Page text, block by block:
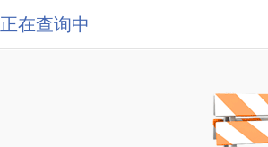
正在查询中